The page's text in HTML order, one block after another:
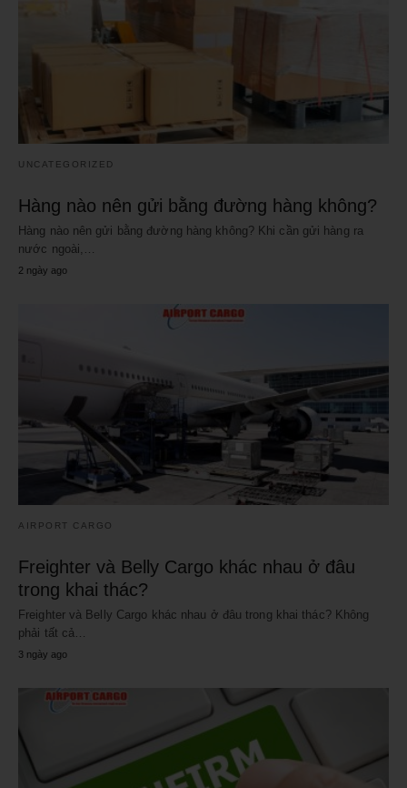
UNCATEGORIZED
Hàng nào nên gửi bằng đường hàng không?
Hàng nào nên gửi bằng đường hàng không? Khi cần gửi hàng ra
nước ngoài,…
2 ngày ago
AIRPORT CARGO
Freighter và Belly Cargo khác nhau ở đâu
trong khai thác?
Freighter và Belly Cargo khác nhau ở đâu trong khai thác? Không
phải tất cả…
3 ngày ago